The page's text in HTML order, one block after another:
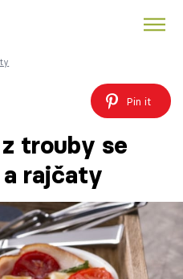
Pin it
trouby se
rajčaty